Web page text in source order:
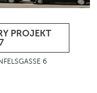
PROJEKT
6